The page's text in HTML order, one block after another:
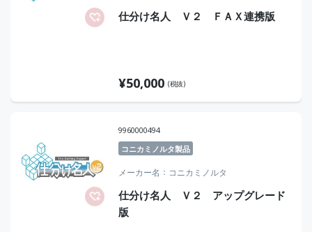
仕分け名人 Ｖ２ ＦＡＸ連携版
¥50,000 (税抜)
9960000494
コニカミノルタ製品
メーカー名 コニカミノルタ
仕分け名人 Ｖ２ アップグレード
版